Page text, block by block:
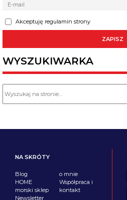
Akceptuję regulamin strony
WYSZUKIWARKA
NA SKRÓTY
Blog
HOME
morski sklep
Newsletter
o mnie
Współpraca i
kontakt